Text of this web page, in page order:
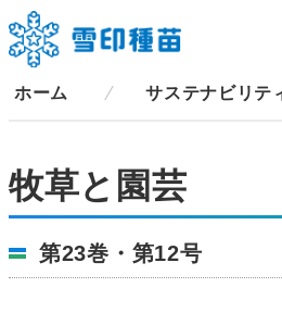
ホーム サステナビリテ
牧草と園芸
第23巻・第12号